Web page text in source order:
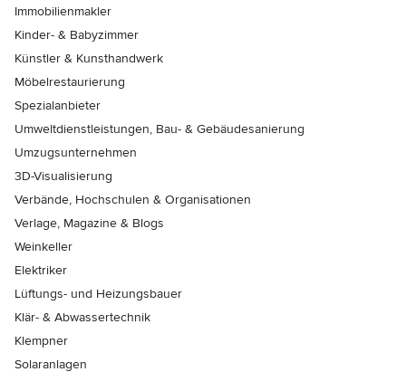
Immobilienmakler
Kinder- & Babyzimmer
Künstler & Kunsthandwerk
Möbelrestaurierung
Spezialanbieter
Umweltdienstleistungen, Bau- & Gebäudesanierung
Umzugsunternehmen
3D-Visualisierung
Verbände, Hochschulen & Organisationen
Verlage, Magazine & Blogs
Weinkeller
Elektriker
Lüftungs- und Heizungsbauer
Klär- & Abwassertechnik
Klempner
Solaranlagen